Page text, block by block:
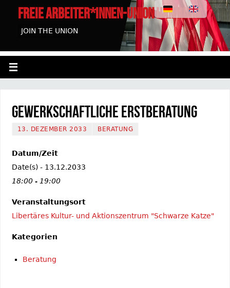
FREIE ARBEITER*INNEN-UNION HAMBURG
JOIN THE UNION
Gewerkschaftliche Erstberatung
13. DEZEMBER 2033 BERATUNG
Datum/Zeit
Date(s) - 13.12.2033
18:00 - 19:00
Veranstaltungsort
Libertäres Kultur- und Aktionszentrum "Schwarze Katze"
Kategorien
Beratung